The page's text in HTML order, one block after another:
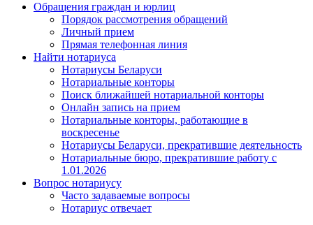
Обращения граждан и юрлиц
Порядок рассмотрения обращений
Личный прием
Прямая телефонная линия
Найти нотариуса
Нотариусы Беларуси
Нотариальные конторы
Поиск ближайшей нотариальной конторы
Онлайн запись на прием
Нотариальные конторы, работающие в
воскресенье
Нотариусы Беларуси, прекратившие деятельность
Нотариальные бюро, прекратившие работу с
1.01.2026
Вопрос нотариусу
Часто задаваемые вопросы
Нотариус отвечает